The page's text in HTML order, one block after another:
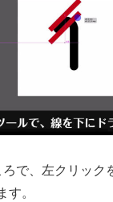
で、左クリック
。